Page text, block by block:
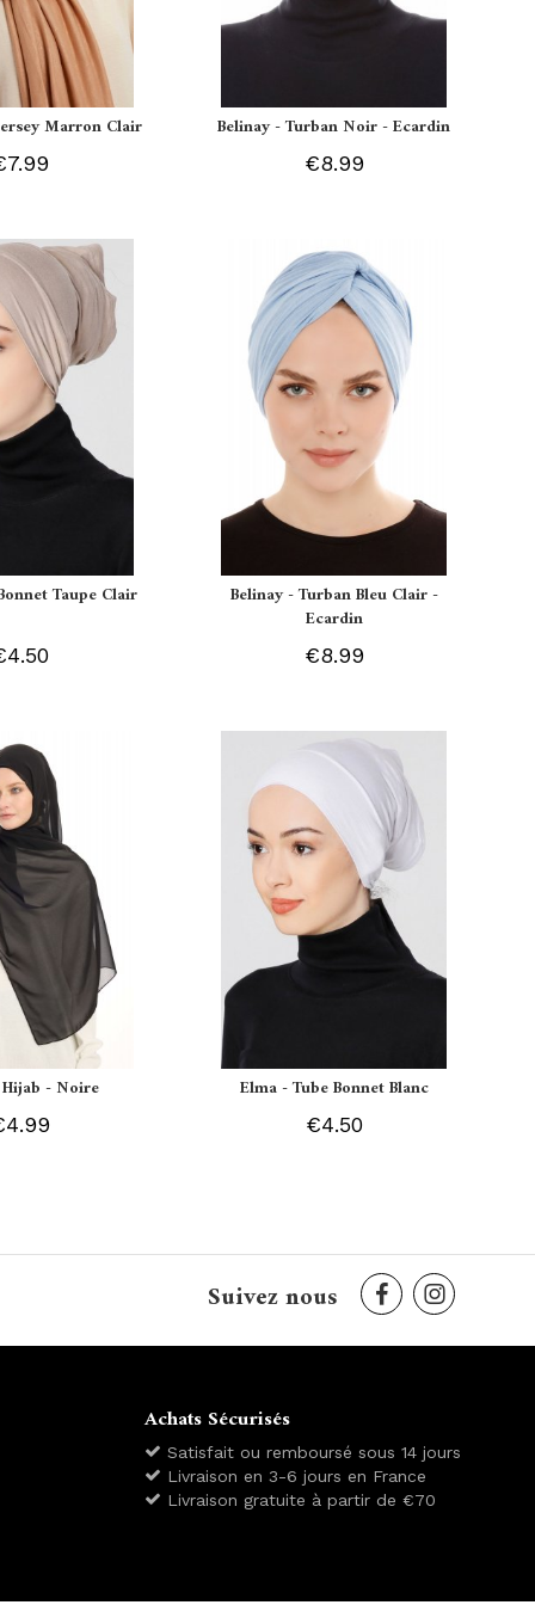
Marron Clair Belinay - Turban Noir - Ecardin
€8.99
Taupe Clair
Belinay - Turban Bleu Clair -
Ecardin
€8.99
- Noire Elma - Tube Bonnet Blanc
€4.50
Suivez nous
Achats Sécurisés
Satisfait ou remboursé sous 14 jours
Livraison en 3-6 jours en France
Livraison gratuite à partir de €70